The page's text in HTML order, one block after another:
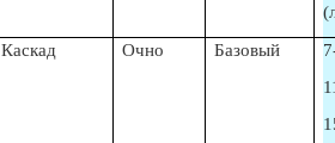
Каскад Очно Базовый